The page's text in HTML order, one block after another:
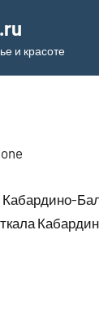
и красоте